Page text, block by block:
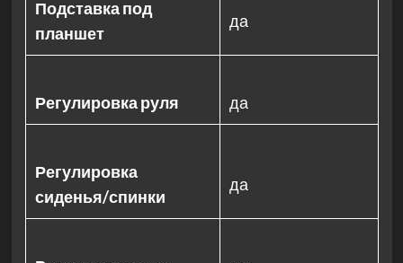
Подставка под
планшет
да
Регулировка руля да
Регулировка
сиденья/спинки
да